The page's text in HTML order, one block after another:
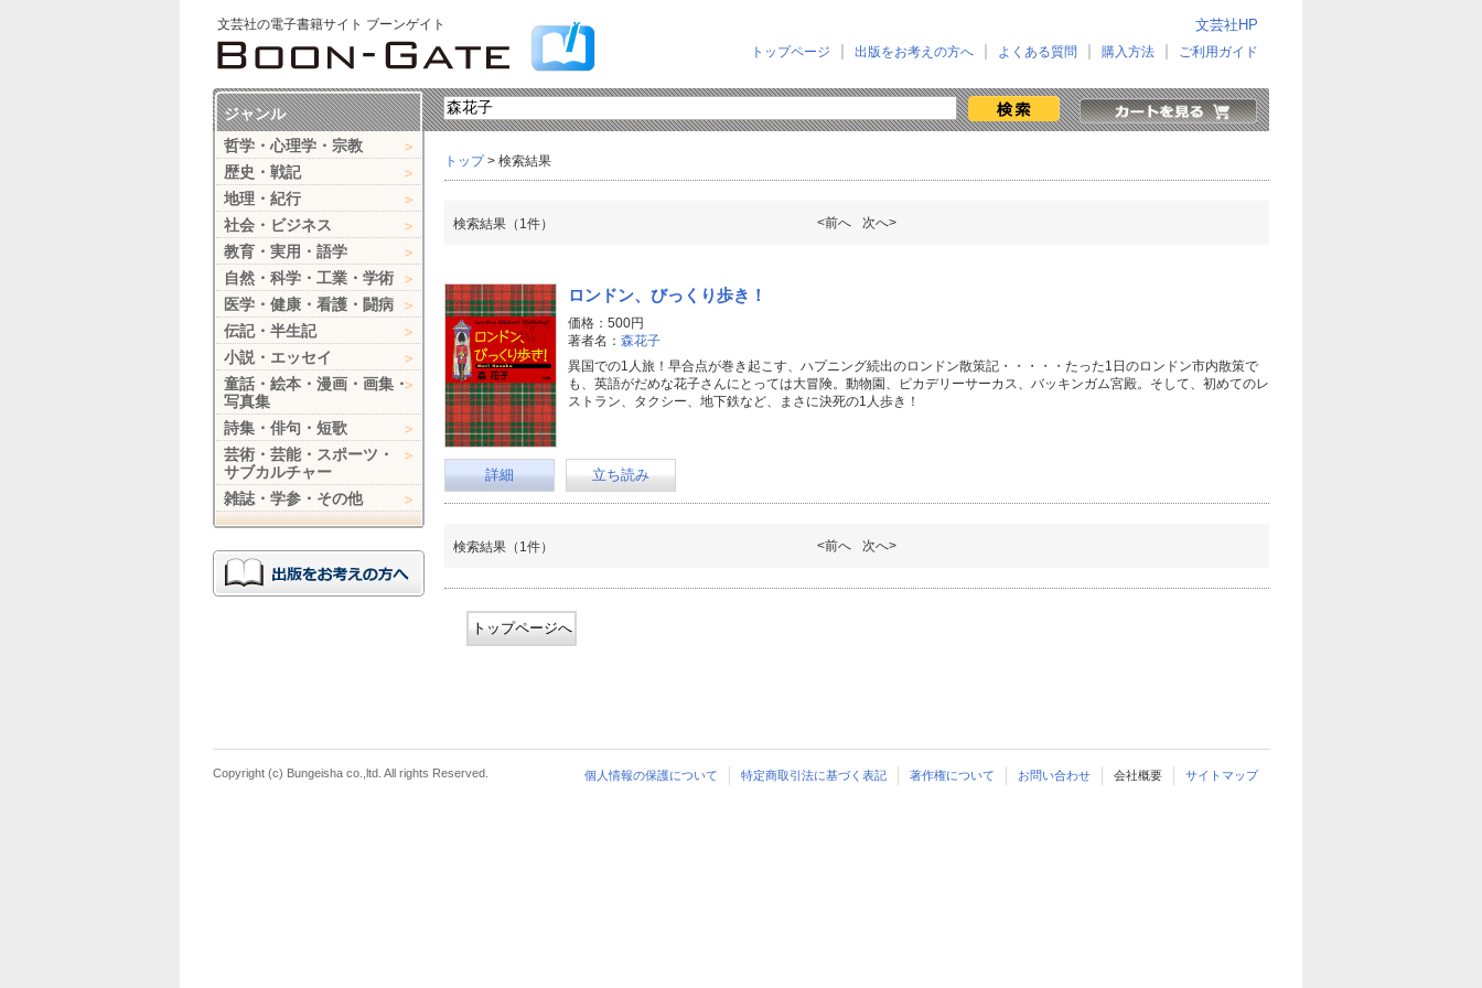
文芸社の電子書籍サイト ブーンゲイト 文芸社HP
トップページ 出版をお考えの方へ よくある質問 購入方法 ご利用ガイド
トップ> 検索結果
検索結果（1件） <前へ 次へ>
ロンドン、びっくり歩き！
価格：500円
著者名： 森花子
異国での1人旅！早合点が巻き起こす、ハプニング続出のロンドン散策記・・・・・たった1日のロンドン市内散策で
も、英語がだめな花子さんにとっては大冒険。動物園、ピカデリーサーカス、バッキンガム宮殿。そして、初めてのレ
ストラン、タクシー、地下鉄など、まさに決死の1人歩き！
詳細 立ち読み
検索結果（1件） <前へ 次へ>
トップページへ
ジャンル
哲学・心理学・宗教
歴史・戦記
地理・紀行
社会・ビジネス
教育・実用・語学
自然・科学・工業・学術
医学・健康・看護・闘病
伝記・半生記
小説・エッセイ
童話・絵本・漫画・画集・
写真集
詩集・俳句・短歌
芸術・芸能・スポーツ・
サブカルチャー
雑誌・学参・その他
個人情報の保護について 特定商取引法に基づく表記 著作権について お問い合わせ 会社概要 サイトマップ
Copyright (c) Bungeisha co.,ltd. All rights Reserved.